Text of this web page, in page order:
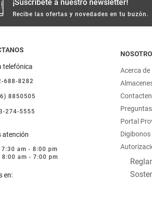
¡Suscríbete a nuestro newsletter!
Recibe las ofertas y novedades en tu buzón.
telefónica
688-8282
8850505
274-5555
atención
7:30 am - 8:00 pm
8:00 am - 7:00 pm
en:
Acerca
Portal
Digibonos